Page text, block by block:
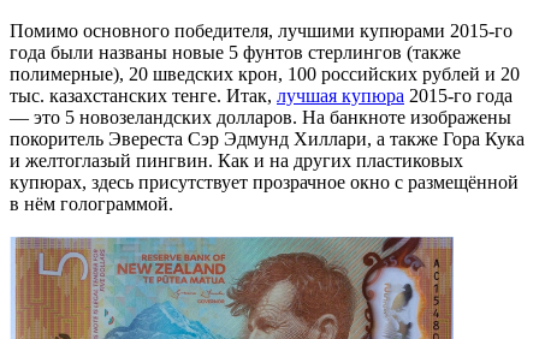
Помимо основного победителя, лучшими купюрами 2015-го
года были названы новые 5 фунтов стерлингов (также
полимерные), 20 шведских крон, 100 российских рублей и 20
тыс. казахстанских тенге. Итак, лучшая купюра 2015-го года
— это 5 новозеландских долларов. На банкноте изображены
покоритель Эвереста Сэр Эдмунд Хиллари, а также Гора Кука
и желтоглазый пингвин. Как и на других пластиковых
купюрах, здесь присутствует прозрачное окно с размещённой
в нём голограммой.